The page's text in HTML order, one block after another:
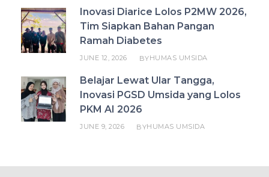
Inovasi Diarice Lolos P2MW 2026,
Tim Siapkan Bahan Pangan
Ramah Diabetes
JUNE 12, 2026 BYHUMAS UMSIDA
Belajar Lewat Ular Tangga,
Inovasi PGSD Umsida yang Lolos
PKM AI 2026
JUNE 9, 2026 BYHUMAS UMSIDA